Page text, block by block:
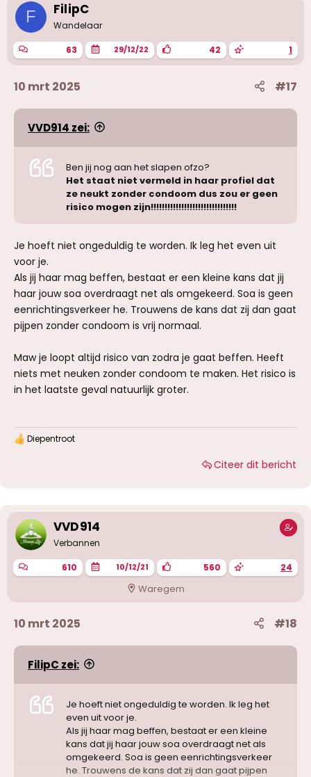
F FilipC
Wandelaar
63 29/12/22 42 1
10 mrt 2025 #17
VVD914 zei:
Ben jij nog aan het slapen ofzo?
Het staat niet vermeld in haar profiel dat
ze neukt zonder condoom dus zou er geen
risico mogen zijn!!!!!!!!!!!!!!!!!!!!!!!!!!!!!!!
Je hoeft niet ongeduldig te worden. Ik leg het even uit
voor je.
Als jij haar mag beffen, bestaat er een kleine kans dat jij
haar jouw soa overdraagt net als omgekeerd. Soa is geen
eenrichtingsverkeer he. Trouwens de kans dat zij dan gaat
pijpen zonder condoom is vrij normaal.
Maw je loopt altijd risico van zodra je gaat beffen. Heeft
niets met neuken zonder condoom te maken. Het risico is
in het laatste geval natuurlijk groter.
W
n
g
n
:
Diepentroot
Citeer dit bericht
VVD914
Verbannen
610 10/12/21 560 24
Waregem
10 mrt 2025 #18
FilipC zei:
Je hoeft niet ongeduldig te worden. Ik leg het
even uit voor je.
Als jij haar mag beffen, bestaat er een kleine
kans dat jij haar jouw soa overdraagt net als
omgekeerd. Soa is geen eenrichtingsverkeer
he. Trouwens de kans dat zij dan gaat pijpen